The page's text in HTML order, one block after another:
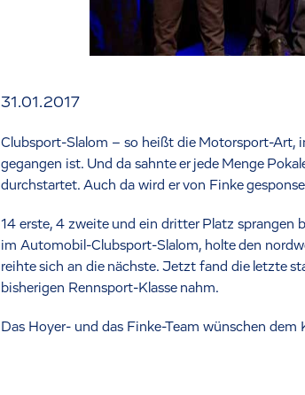
31.01.2017
Clubsport-Slalom – so heißt die Motorsport-Art,
gegangen ist. Und da sahnte er jede Menge
durchstartet. Auch da wird er von Finke
14 erste, 4 zweite und ein dritter Platz sprangen
im Automobil-Clubsport-Slalom, holte den
reihte sich an die nächste. Jetzt fand die letzte
bisherigen Rennsport-Klasse nahm.
Das Hoyer- und das Finke-Team wünschen